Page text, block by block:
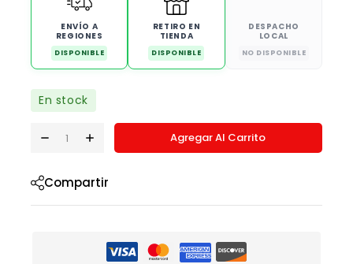
ENVÍO A
REGIONES
DISPONIBLE
RETIRO EN
TIENDA
DISPONIBLE
DESPACHO
LOCAL
NO DISPONIBLE
En stock
Agregar Al Carrito
Compartir